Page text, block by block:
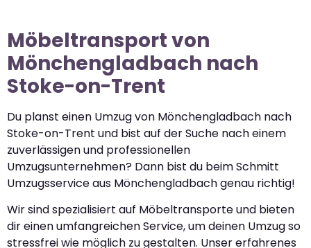
Möbeltransport von
Mönchengladbach nach
Stoke-on-Trent
Du planst einen Umzug von Mönchengladbach nach
Stoke-on-Trent und bist auf der Suche nach einem
zuverlässigen und professionellen
Umzugsunternehmen? Dann bist du beim Schmitt
Umzugsservice aus Mönchengladbach genau richtig!
Wir sind spezialisiert auf Möbeltransporte und bieten
dir einen umfangreichen Service, um deinen Umzug so
stressfrei wie möglich zu gestalten. Unser erfahrenes